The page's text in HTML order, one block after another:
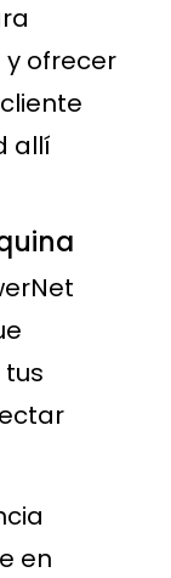
ofrecer
allí
en